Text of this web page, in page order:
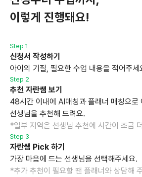
이렇게 진행돼요!
Step 1
신청서 작성하기
아이의 기질, 필요한 수업 내용을 적어주세
Step 2
추천 자란쌤 보기
48시간 이내에 AI매칭과 플래너 매칭으로
선생님을 추천해 드려요.
*일부 지역은 선생님 추천에 시간이 조금
Step 3
자란쌤 Pick 하기
가장 마음에 드는 선생님을 선택해주세요.
*추가 추천이 필요할 땐 플래너와 상담해